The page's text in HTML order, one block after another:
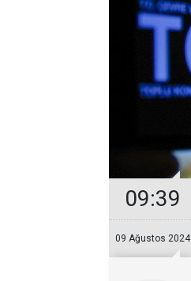
09:39
09 Ağustos 2024